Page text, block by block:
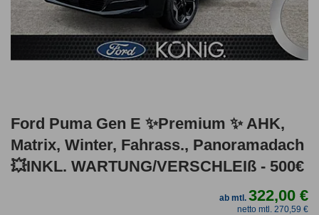
Ford Puma Gen E ✨Premium ✨ AHK,
Matrix, Winter, Fahrass., Panoramadach
💥INKL. WARTUNG/VERSCHLEIß - 500€
ab mtl.322,00 €
netto mtl. 270,59 €